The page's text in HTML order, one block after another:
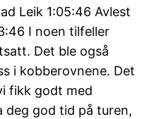
Leik 1:05:46 Avlest
I noen tilfeller
Det ble også
i kobberovnene. Det
fikk godt med
deg god tid på turen,